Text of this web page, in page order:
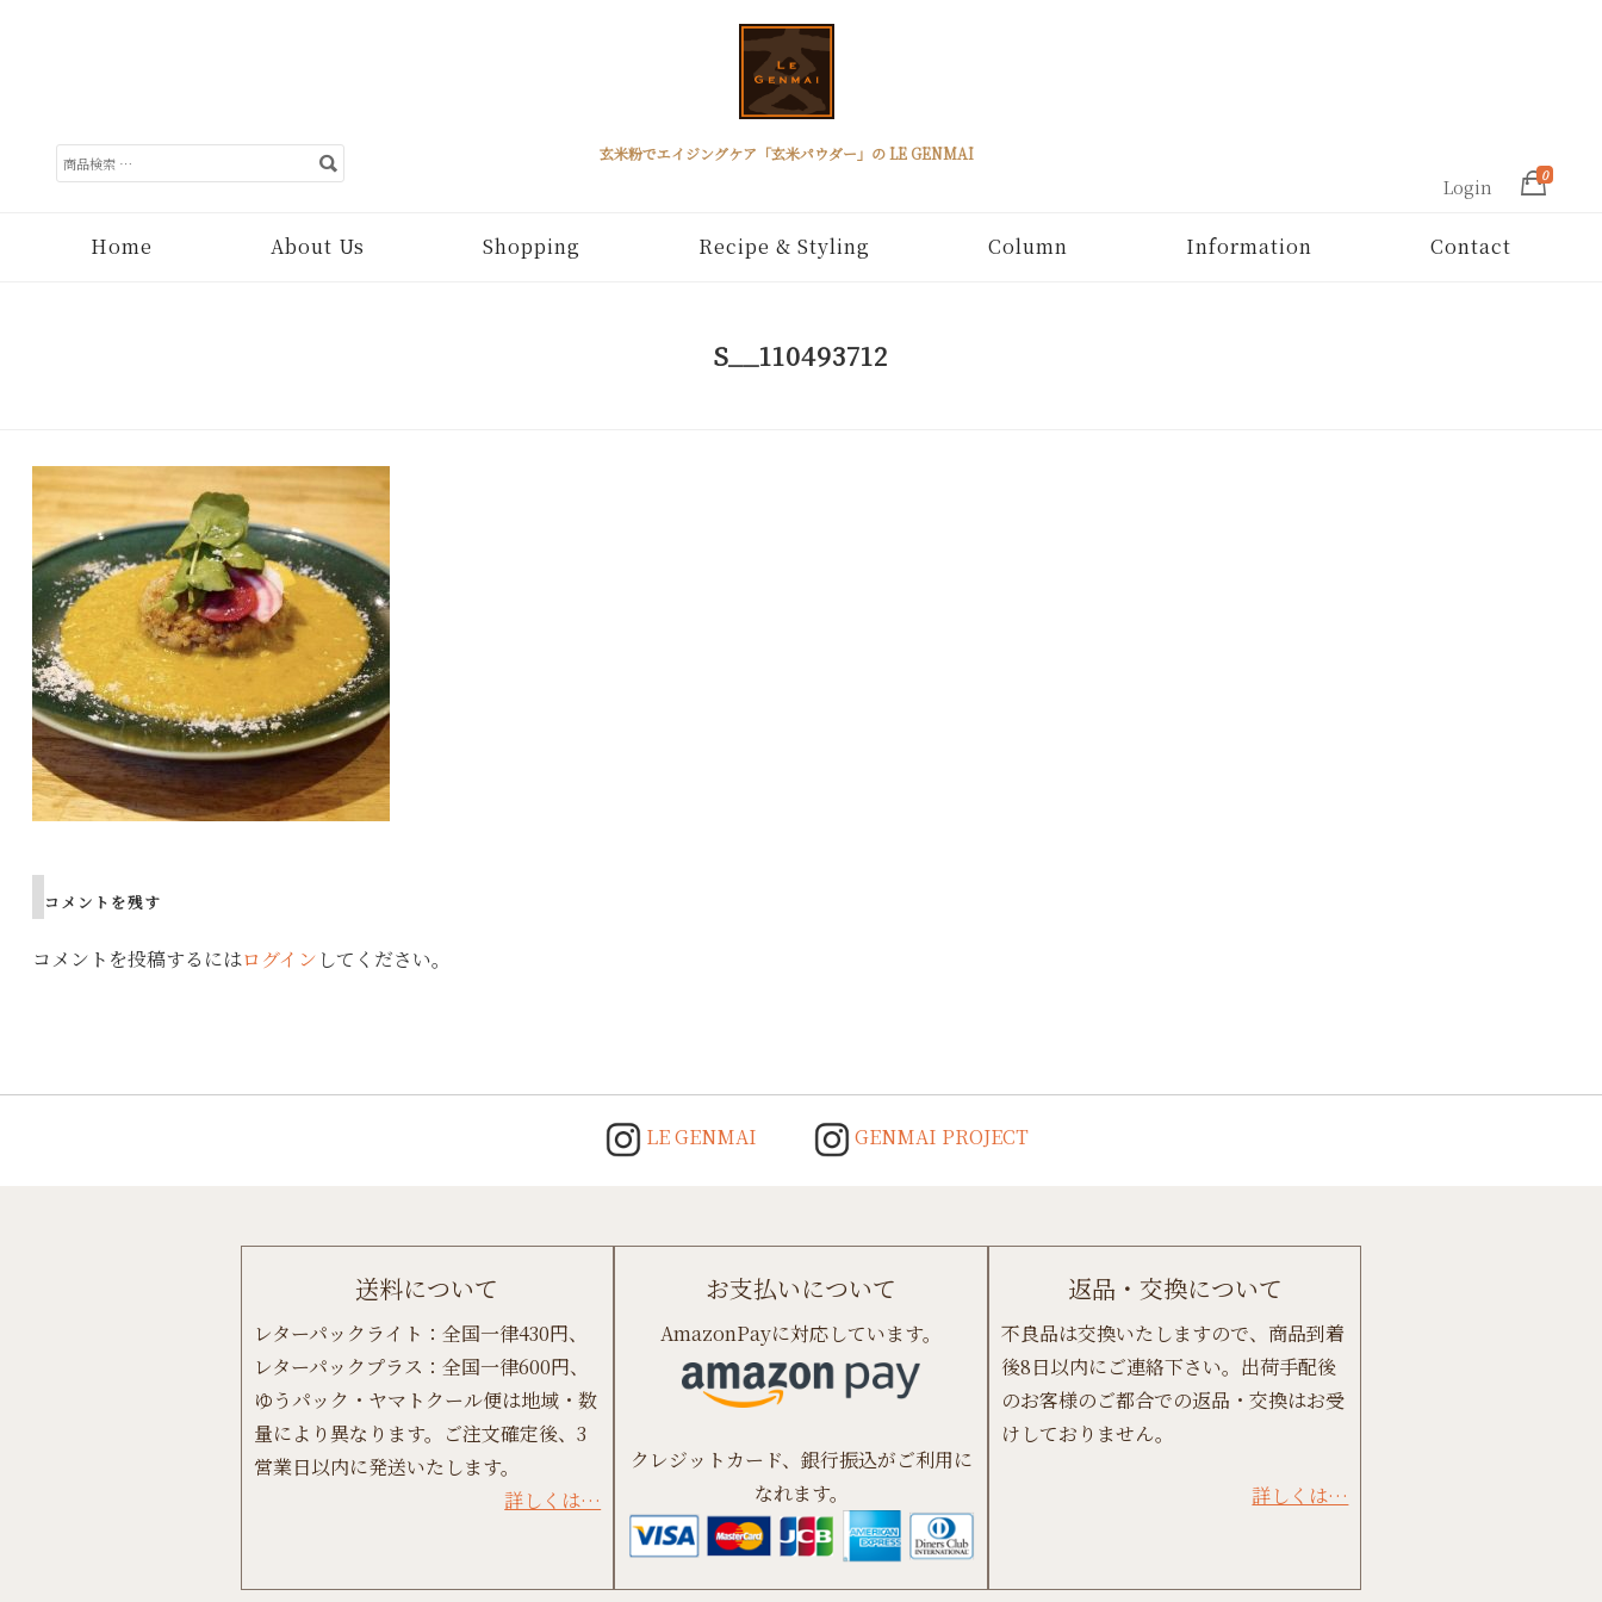
検
索
玄米粉でエイジングケア「玄米パウダー」の LE GENMAI
Login
0
Home About Us Shopping Recipe & Styling Column Information Contact
S__110493712
コメントを残す
コメントを投稿するにはログイン してください。
LE GENMAI GENMAI PROJECT
送料について
レターパックライト：全国一律430円、
レターパックプラス：全国一律600円、
ゆうパック・ヤマトクール便は地域・数
量により異なります。ご注文確定後、3
営業日以内に発送いたします。
詳しくは…
お支払いについて
AmazonPayに対応しています。
クレジットカード、銀行振込がご利用に
なれます。
返品・交換について
不良品は交換いたしますので、商品到着
後8日以内にご連絡下さい。出荷手配後
のお客様のご都合での返品・交換はお受
けしておりません。
詳しくは…